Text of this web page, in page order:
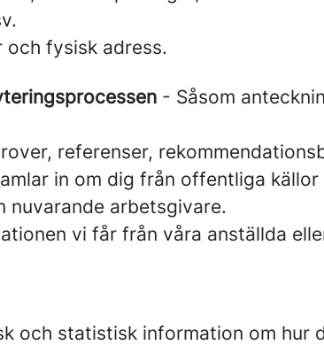
fysisk adress.
- Såsom
referenser,
in om dig från offentliga
nuvarande arbetsgivare.
vi får från våra anställda
och statistisk information om hur